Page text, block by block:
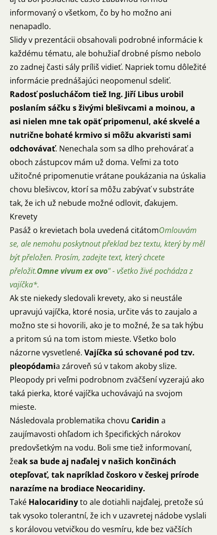
informovaný o všetkom, čo by ho možno ani
nenapadlo.
Slidy v prezentácii obsahovali podrobné informácie k
každému tématu, ale bohužiaľ drobné písmo nebolo
zo zadnej časti sály príliš vidieť. Napriek tomu dôležité
informácie prednášajúci neopomenul sdeliť.
Radosť poslucháčom tiež Ing. Jiří Libus urobil
poslaním sáčku s živými blešivcami a moinou, a
asi nielen mne tak opäť pripomenul, aké skvelé a
nutrične bohaté krmivo si môžu akvaristi sami
odchovávať. Nenechala som sa dlho prehovárať a
oboch zástupcov mám už doma. Veľmi za toto
užitočné pripomenutie vrátane poukázania na úskalia
chovu blešivcov, ktorí sa môžu zabývať v substráte
tak, že ich už nebude možné odlovit, ďakujem.
Krevety
Pasáž o krevietach bola uvedená citátomOmlouvám
se, ale nemohu poskytnout překlad bez textu, který by měl
být přeložen. Prosím, zadejte text, který chcete
přeložit.Omne vivum ex ovo" - všetko živé pochádza z
vajíčka*.
Ak ste niekedy sledovali krevety, ako si neustále
upravujú vajíčka, ktoré nosia, určite vás to zaujalo a
možno ste si hovorili, ako je to možné, že sa tak hýbu
a pritom sú na tom istom mieste. Všetko bolo
názorne vysvetlené. Vajíčka sú schované pod tzv.
pleopódamia zároveň sú v takom akoby slize.
Pleopody pri veľmi podrobnom zväčšení vyzerajú ako
taká pierka, ktoré vajíčka uchovávajú na svojom
mieste.
Následovala problematika chovu Caridin a
zaujímavosti ohľadom ich špecifických nárokov
predovšetkým na vodu. Boli sme tiež informovaní,
žeak sa bude aj naďalej v našich končinách
otepľovať, tak napríklad čoskoro v českej prírode
narazíme na brodiace Neocaridiny.
Také Halocaridinyto ale dotiahli najďalej, pretože sú
tak vysoko tolerantní, že ich v uzavretej nádobe vyslali
s korálovou vetvičkou do vesmíru, kde bez väčších